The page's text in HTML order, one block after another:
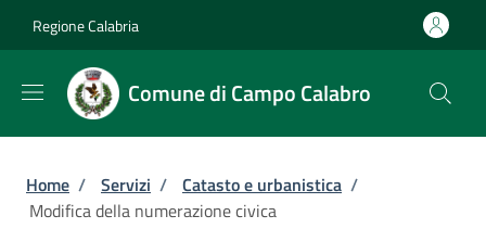
Regione Calabria
Comune di Campo Calabro
Briciole di pane
Home / Servizi / Catasto e urbanistica /
Modifica della numerazione civica